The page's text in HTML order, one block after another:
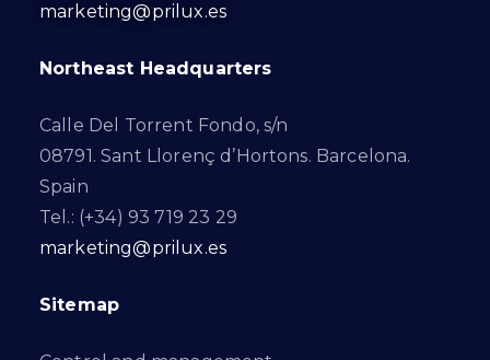
marketing@prilux.es
Northeast Headquarters
Calle Del Torrent Fondo, s/n
08791. Sant Llorenç d’Hortons. Barcelona.
Spain
Tel.: (+34) 93 719 23 29
marketing@prilux.es
Sitemap